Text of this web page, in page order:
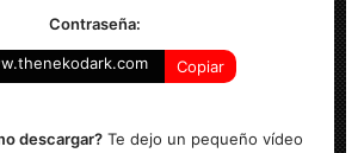
Contraseña:
Copiar
descargar?Te dejo un pequeño vídeo